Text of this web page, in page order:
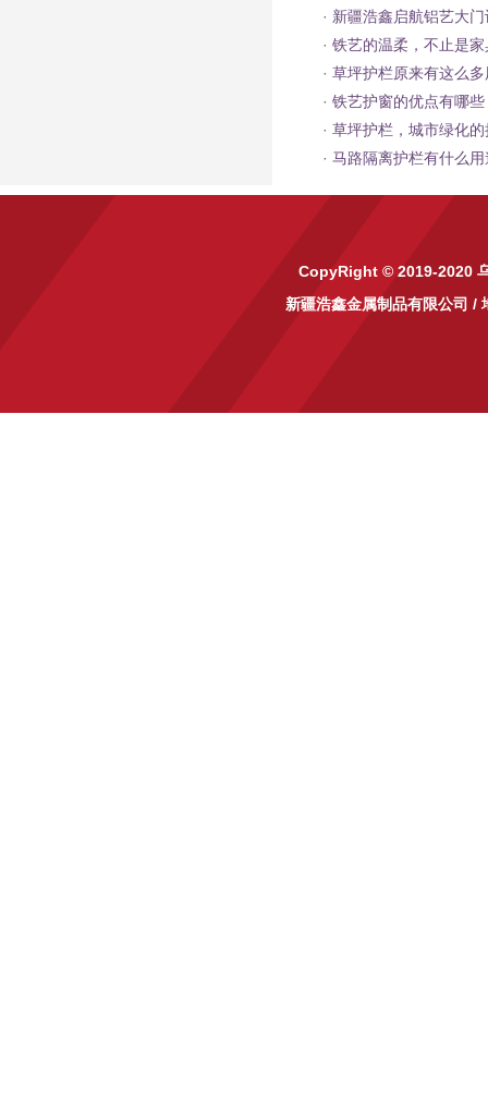
· 新疆浩鑫启航铝艺大
· 铁艺的温柔，不止是
· 草坪护栏原来有这么
· 铁艺护窗的优点有哪些
· 草坪护栏，城市绿化
· 马路隔离护栏有什么用
CopyRight © 2019-2020
新疆浩鑫金属制品有限公司 /